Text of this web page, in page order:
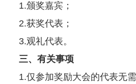
1.颁奖嘉宾；
2.获奖代表；
3.观礼代表。
三、有关事项
1.仅参加奖励大会的代表无